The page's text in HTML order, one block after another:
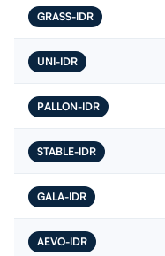
GRASS-IDR
UNI-IDR
PALLON-IDR
STABLE-IDR
GALA-IDR
AEVO-IDR